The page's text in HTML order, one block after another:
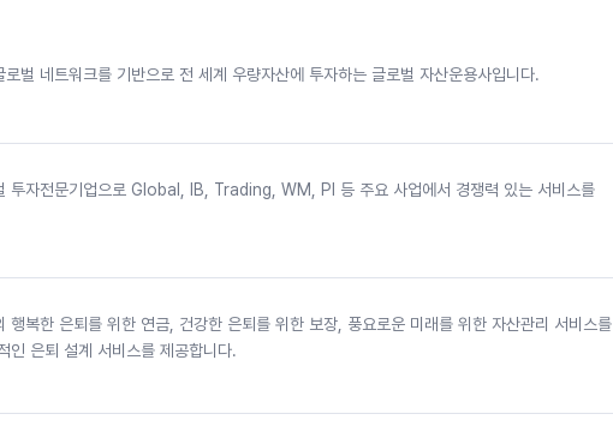
로벌 네트워크를 기반으로 전 세계 우량자산에 투자하는 글로벌 자산운용사입니다.
투자전문기업으로 Global, IB, Trading, WM, PI 등 주요 사업에서 경쟁력 있는 서비스를
행복한 은퇴를 위한 연금, 건강한 은퇴를 위한 보장, 풍요로운 미래를 위한 자산관리 서비스를
인 은퇴 설계 서비스를 제공합니다.